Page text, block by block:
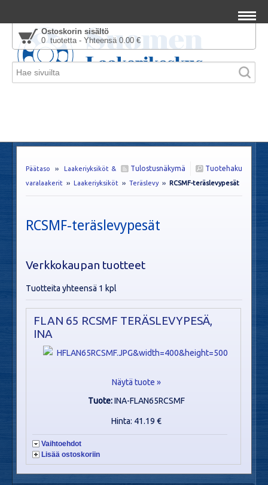
Ostoskorin sisältö
0 tuotetta - Yhteensä 0.00 €
Tuotehaku
Tulostusnäkymä
Päätaso ›› Laakeriyksiköt &
varalaakerit ›› Laakeriyksiköt ›› Teräslevy›› RCSMF-teräslevypesät
RCSMF-teräslevypesät
Verkkokaupan tuotteet
Tuotteita yhteensä 1 kpl
FLAN 65 RCSMF TERÄSLEVYPESÄ,
INA
Näytä tuote »
Tuote:INA-FLAN65RCSMF
Hinta: 41.19 €
Vaihtoehdot
Lisää ostoskoriin